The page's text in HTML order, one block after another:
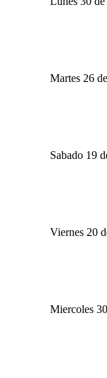
Martes 26
Sabado 19
Viernes 20
Miercoles